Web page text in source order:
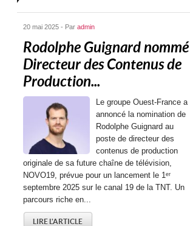
20 mai 2025 - Paradmin
Rodolphe Guignard nommé
Directeur des Contenus de
Production...
Le groupe Ouest-France a
annoncé la nomination de
Rodolphe Guignard au
poste de directeur des
contenus de production
originale de sa future chaîne de télévision,
NOVO19, prévue pour un lancement le 1ᵉʳ
septembre 2025 sur le canal 19 de la TNT. Un
parcours riche en...
LIRE L'ARTICLE